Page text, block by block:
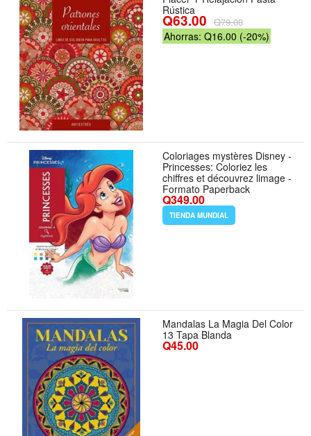
Rústica
Q63.00 Q79.00
Ahorras: Q16.00 (-20%)
Coloriages mystères Disney -
Princesses: Coloriez les
chiffres et découvrez limage -
Formato Paperback
Q349.00
TIENDA MUNDIAL
Mandalas La Magia Del Color
13 Tapa Blanda
Q45.00